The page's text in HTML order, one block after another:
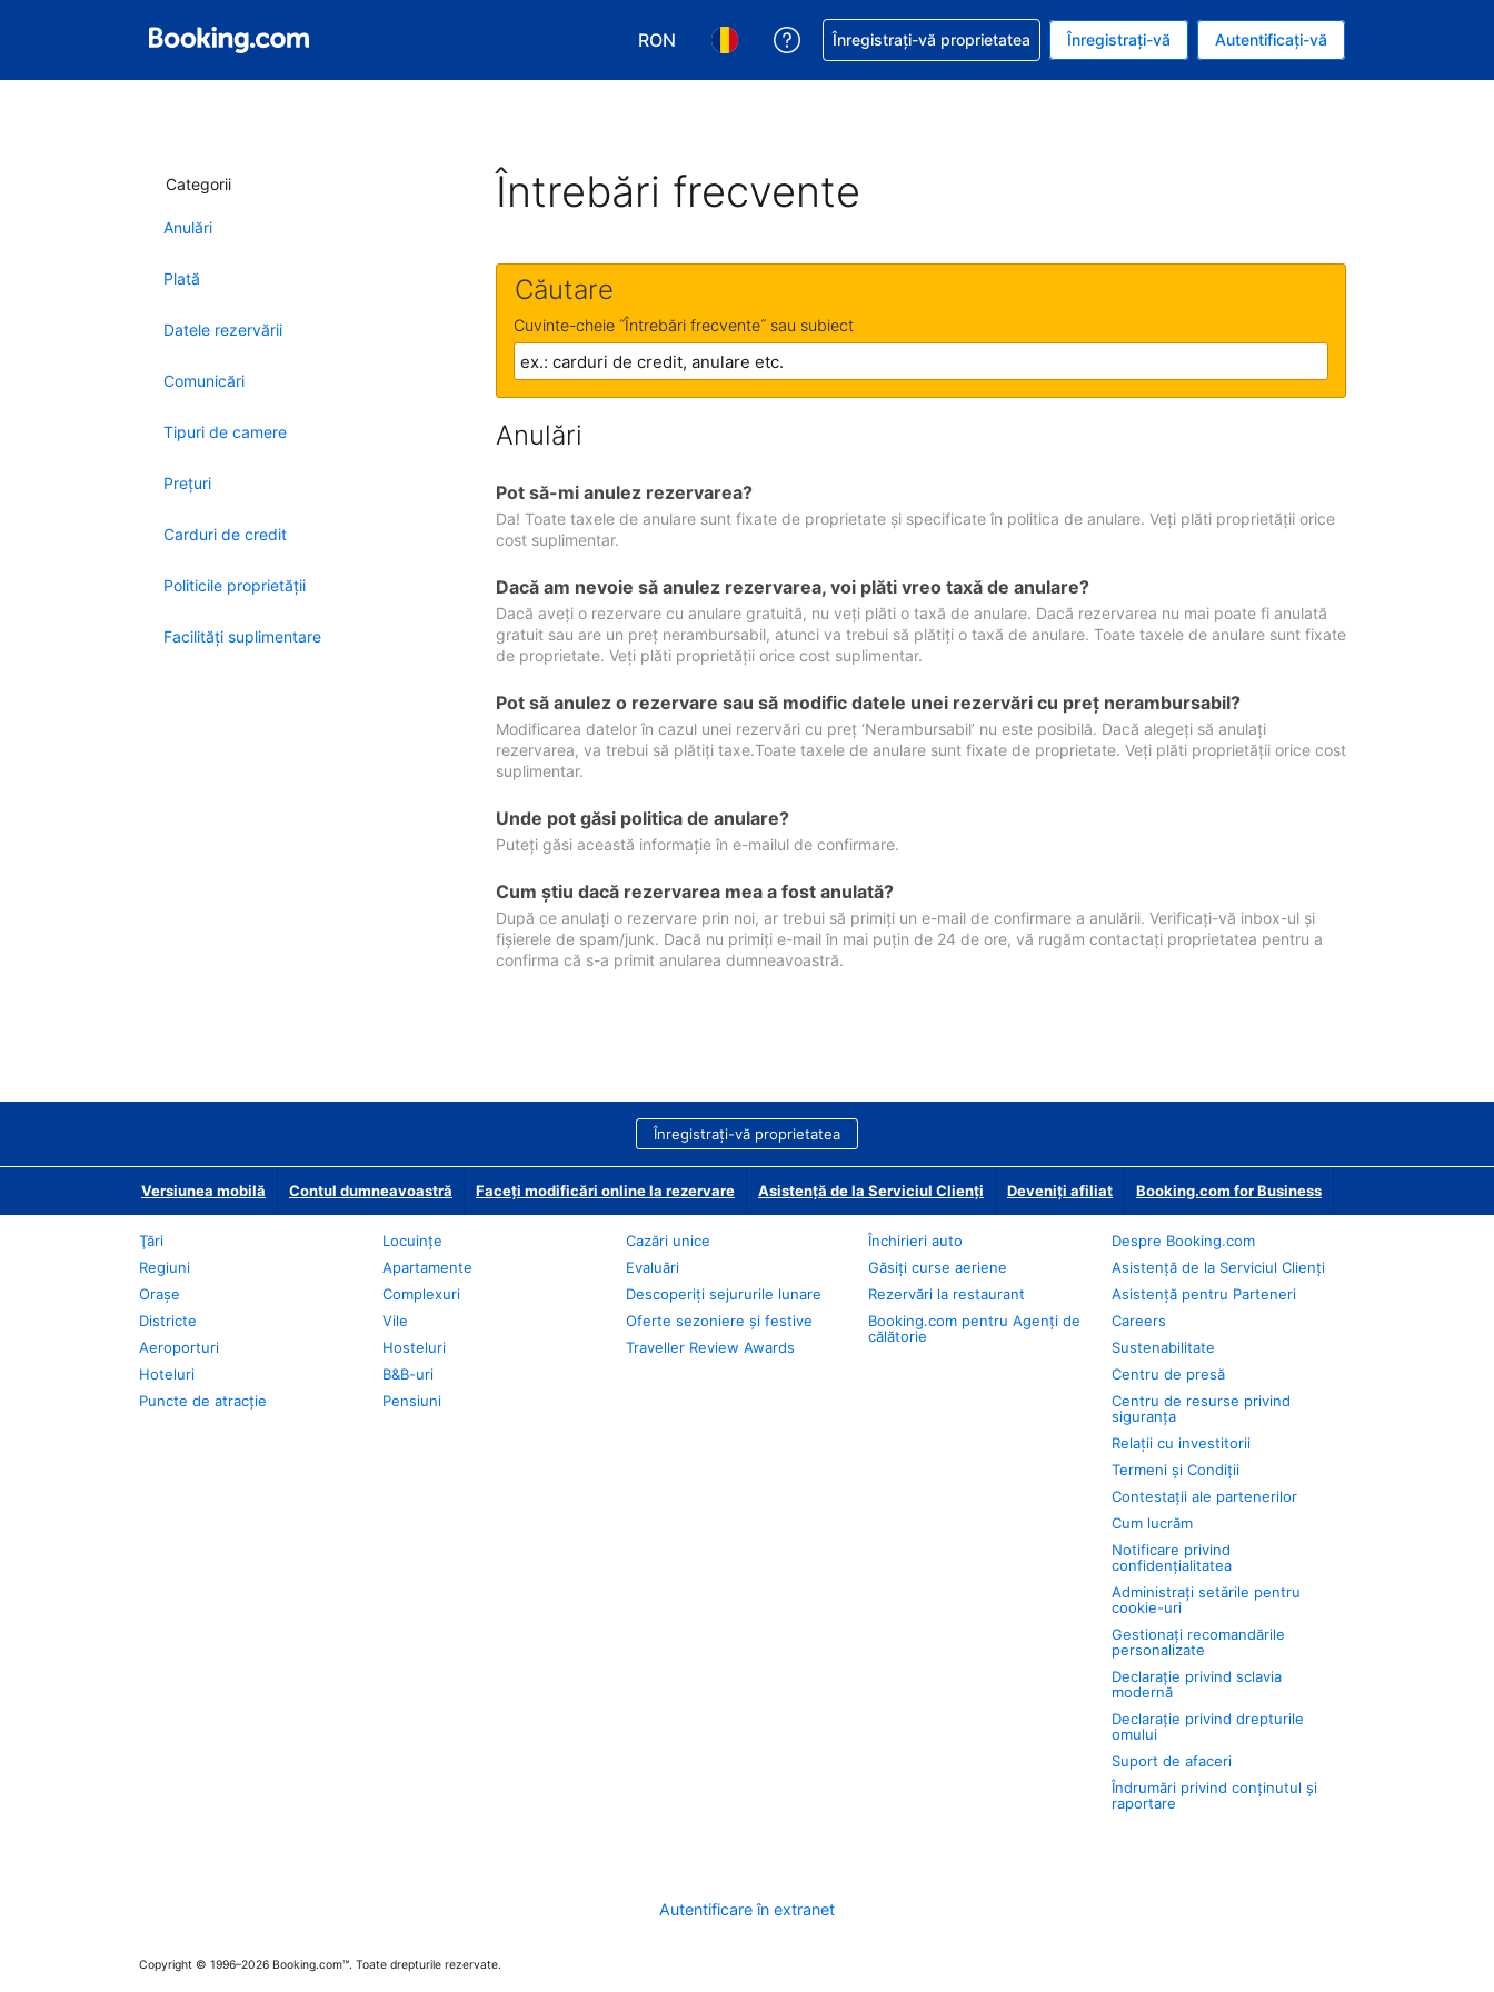
RON
Alegeţi moneda. Moneda actuală este Leu nou românesc
Alegeți limba. Limba actuală este Română
Primiți asistență cu privire la rezervarea dvs.
Înregistrați-vă proprietatea Înregistrați-vă Autentificați-vă
Categorii
Anulări
Plată
Datele rezervării
Comunicări
Tipuri de camere
Preţuri
Carduri de credit
Politicile proprietății
Facilităţi suplimentare
Întrebări frecvente
Căutare
Cuvinte-cheie ˝Întrebări frecvente˝ sau subiect
Anulări
Pot să-mi anulez rezervarea?
Da! Toate taxele de anulare sunt fixate de proprietate și specificate în politica de anulare. Veți plăti proprietății orice
cost suplimentar.
Dacă am nevoie să anulez rezervarea, voi plăti vreo taxă de anulare?
Dacă aveți o rezervare cu anulare gratuită, nu veți plăti o taxă de anulare. Dacă rezervarea nu mai poate fi anulată
gratuit sau are un preț nerambursabil, atunci va trebui să plătiți o taxă de anulare. Toate taxele de anulare sunt fixate
de proprietate. Veți plăti proprietății orice cost suplimentar.
Pot să anulez o rezervare sau să modific datele unei rezervări cu preţ nerambursabil?
Modificarea datelor în cazul unei rezervări cu preț ‘Nerambursabil’ nu este posibilă. Dacă alegeți să anulați
rezervarea, va trebui să plătiți taxe.Toate taxele de anulare sunt fixate de proprietate. Veți plăti proprietății orice cost
suplimentar.
Unde pot găsi politica de anulare?
Puteți găsi această informație în e-mailul de confirmare.
Cum ştiu dacă rezervarea mea a fost anulată?
După ce anulați o rezervare prin noi, ar trebui să primiți un e-mail de confirmare a anulării. Verificați-vă inbox-ul și
fișierele de spam/junk. Dacă nu primiți e-mail în mai puțin de 24 de ore, vă rugăm contactați proprietatea pentru a
confirma că s-a primit anularea dumneavoastră.
Înregistrați-vă proprietatea
Versiunea mobilă Contul dumneavoastră Faceți modificări online la rezervare Asistență de la Serviciul Clienți Deveniţi afiliat Booking.com for Business
Ţări
Regiuni
Oraşe
Districte
Aeroporturi
Hoteluri
Puncte de atracţie
Locuințe
Apartamente
Complexuri
Vile
Hosteluri
B&B-uri
Pensiuni
Cazări unice
Evaluări
Descoperiți sejururile lunare
Oferte sezoniere și festive
Traveller Review Awards
Închirieri auto
Găsiți curse aeriene
Rezervări la restaurant
Booking.com pentru Agenți de
călătorie
Despre Booking.com
Asistență de la Serviciul Clienți
Asistență pentru Parteneri
Careers
Sustenabilitate
Centru de presă
Centru de resurse privind
siguranța
Relații cu investitorii
Termeni și Condiții
Contestații ale partenerilor
Cum lucrăm
Notificare privind
confidențialitatea
Administrați setările pentru
cookie-uri
Gestionați recomandările
personalizate
Declarație privind sclavia
modernă
Declarație privind drepturile
omului
Suport de afaceri
Îndrumări privind conținutul și
raportare
Autentificare în extranet
Copyright © 1996–2026 Booking.com™. Toate drepturile rezervate.